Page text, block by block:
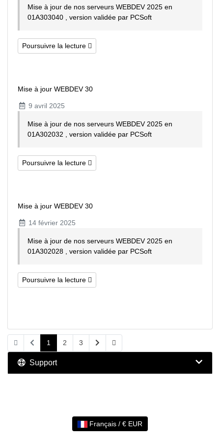
Mise à jour de nos serveurs WEBDEV 2025 en
01A303040 , version validée par PCSoft
Poursuivre la lecture
Mise à jour WEBDEV 30
9 avril 2025
Mise à jour de nos serveurs WEBDEV 2025 en
01A302032 , version validée par PCSoft
Poursuivre la lecture
Mise à jour WEBDEV 30
14 février 2025
Mise à jour de nos serveurs WEBDEV 2025 en
01A302028 , version validée par PCSoft
Poursuivre la lecture
1 2 3
Support
Français / € EUR